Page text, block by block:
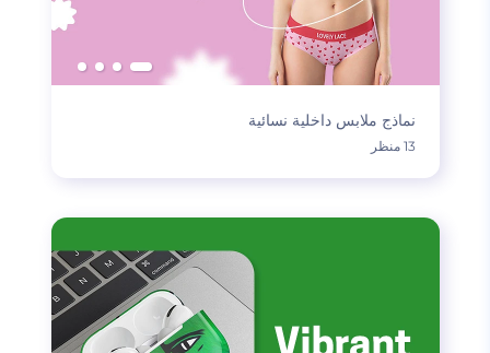
نماذج ملابس داخلية نسائية
13 منظر